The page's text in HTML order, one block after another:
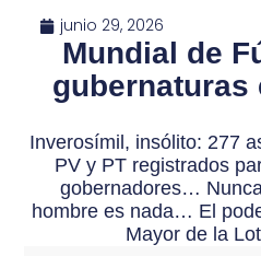
junio 29, 2026
Mundial de
gubernaturas
Inverosímil, insólito: 277
PV y PT registrados
gobernadores…
hombre es nada… El
Mayor de la